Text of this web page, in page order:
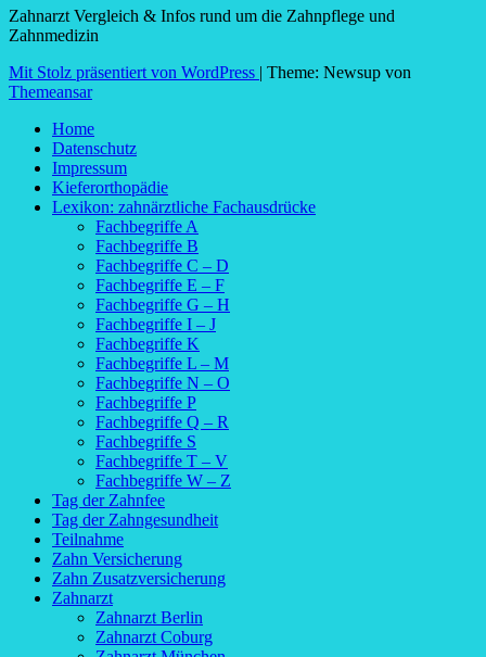
Zahnarzt Vergleich & Infos rund um die Zahnpflege und
Zahnmedizin
Mit Stolz präsentiert von WordPress | Theme: Newsup von
Themeansar
Home
Datenschutz
Impressum
Kieferorthopädie
Lexikon: zahnärztliche Fachausdrücke
Fachbegriffe A
Fachbegriffe B
Fachbegriffe C – D
Fachbegriffe E – F
Fachbegriffe G – H
Fachbegriffe I – J
Fachbegriffe K
Fachbegriffe L – M
Fachbegriffe N – O
Fachbegriffe P
Fachbegriffe Q – R
Fachbegriffe S
Fachbegriffe T – V
Fachbegriffe W – Z
Tag der Zahnfee
Tag der Zahngesundheit
Teilnahme
Zahn Versicherung
Zahn Zusatzversicherung
Zahnarzt
Zahnarzt Berlin
Zahnarzt Coburg